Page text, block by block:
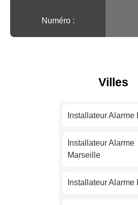
Numéro :
Villes
Installateur Alarme
Installateur Alarme
Marseille
Installateur Alarme